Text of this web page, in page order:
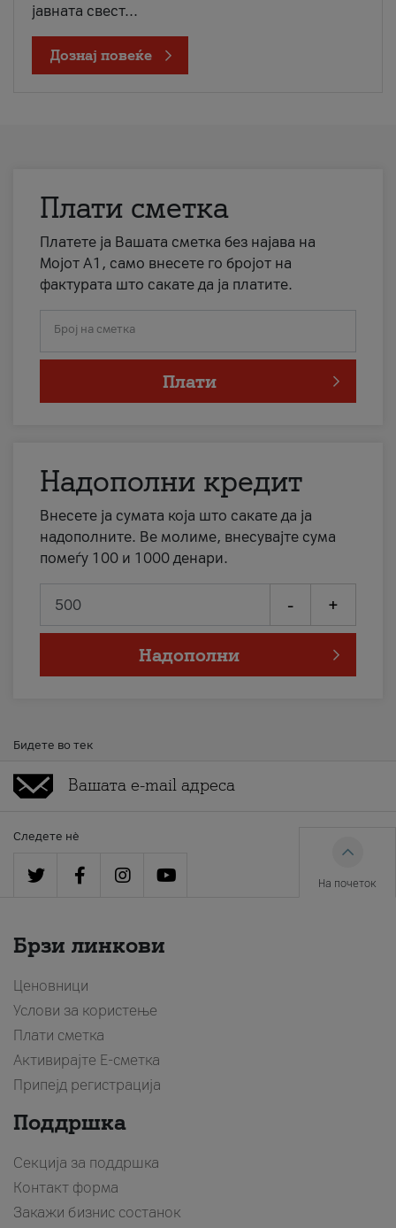
јавната свест...
Дознај повеќе
Плати сметка
Платете ја Вашата сметка без најава на
Мојот А1, само внесете го бројот на
фактурата што сакате да ја платите.
Број на сметка
Плати
Надополни кредит
Внесете ја сумата која што сакате да ја
надополните. Ве молиме, внесувајте сума
помеѓу 100 и 1000 денари.
- +
Надополни
Бидете во тек
Следете нè
На почеток
Брзи линкови
Ценовници
Услови за користење
Плати сметка
Активирајте Е-сметка
Припејд регистрација
Поддршка
Секција за поддршка
Контакт форма
Закажи бизнис состанок